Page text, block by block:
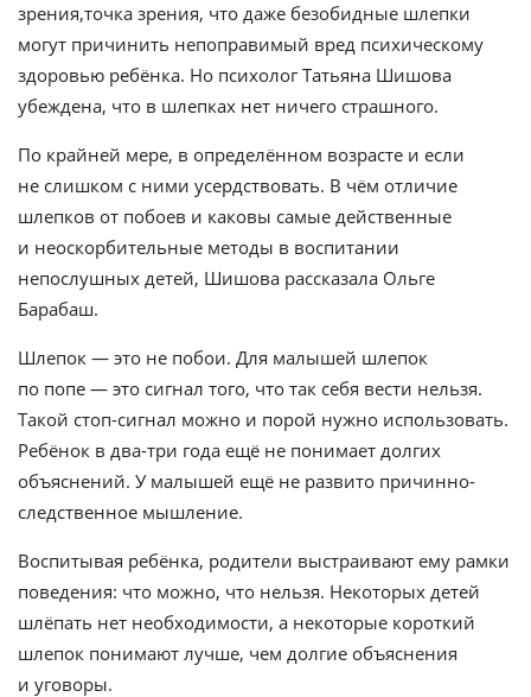
зрения,точка зрения, что даже безобидные шлепки
могут причинить непоправимый вред психическому
здоровью ребёнка. Но психолог Татьяна Шишова
убеждена, что в шлепках нет ничего страшного.
По крайней мере, в определённом возрасте и если
не слишком с ними усердствовать. В чём отличие
шлепков от побоев и каковы самые действенные
и неоскорбительные методы в воспитании
непослушных детей, Шишова рассказала Ольге
Барабаш.
Шлепок — это не побои. Для малышей шлепок
по попе — это сигнал того, что так себя вести нельзя.
Такой стоп-сигнал можно и порой нужно использовать.
Ребёнок в два-три года ещё не понимает долгих
объяснений. У малышей ещё не развито причинно-
следственное мышление.
Воспитывая ребёнка, родители выстраивают ему рамки
поведения: что можно, что нельзя. Некоторых детей
шлёпать нет необходимости, а некоторые короткий
шлепок понимают лучше, чем долгие объяснения
и уговоры.